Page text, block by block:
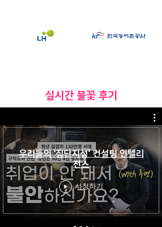
​실시간 불꽃 후기
우리들의 '집단지성' 컨설팅 인텔리
전스
시청하기